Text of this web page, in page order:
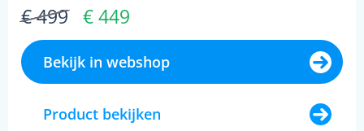
€ 499 € 449
Bekijk in webshop
Product bekijken